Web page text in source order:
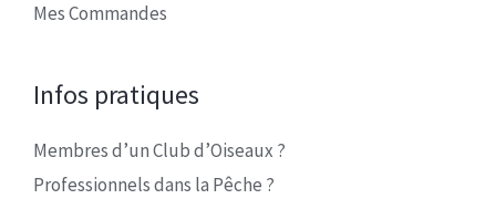
Mes Commandes
Infos pratiques
Membres d’un Club d’Oiseaux ?
Professionnels dans la Pêche ?